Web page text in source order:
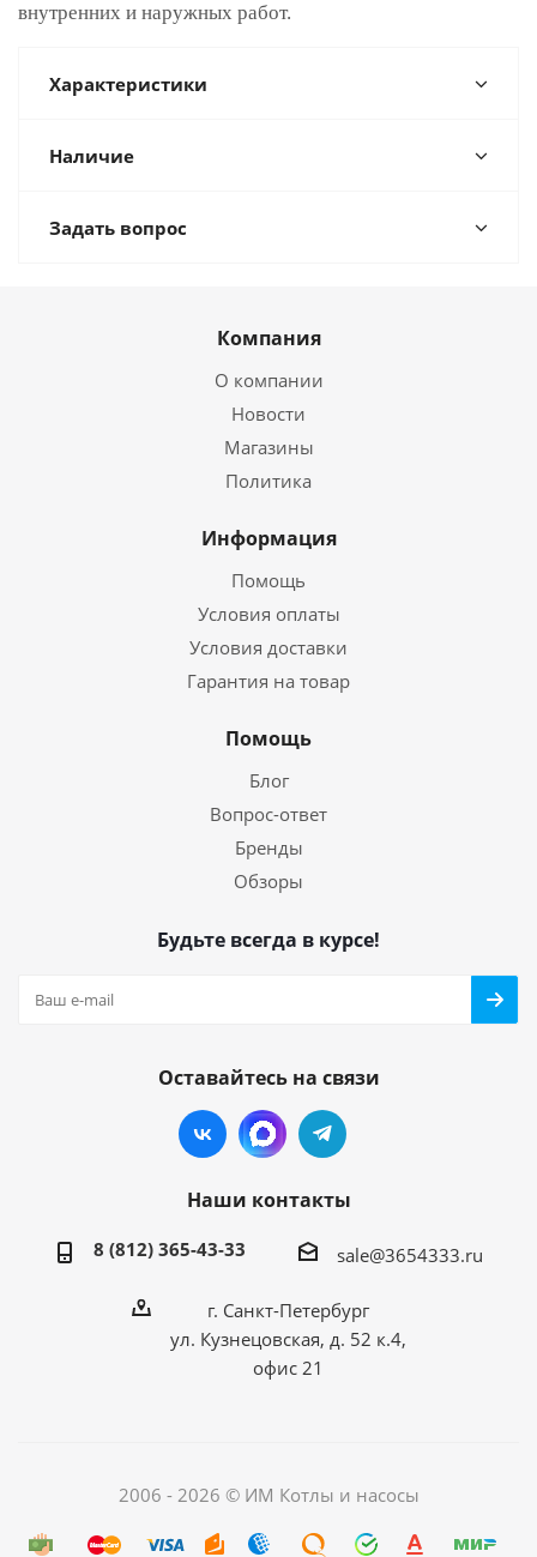
внутренних и наружных работ.
Характеристики
Наличие
Задать вопрос
Компания
О компании
Новости
Магазины
Политика
Информация
Помощь
Условия оплаты
Условия доставки
Гарантия на товар
Помощь
Блог
Вопрос-ответ
Бренды
Обзоры
Будьте всегда в курсе!
Оставайтесь на связи
Наши контакты
8 (812) 365-43-33 sale@3654333.ru
г. Санкт-Петербург
ул. Кузнецовская, д. 52 к.4,
офис 21
2006 - 2026 © ИМ Котлы и насосы